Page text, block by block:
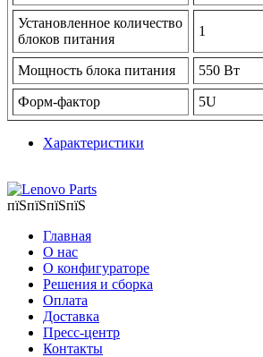
Установленное количество
блоков питания
1
Мощность блока питания 550 Вт
Форм-фактор 5U
Характеристики
пїЅпїЅпїЅпїЅ
Главная
О нас
О конфигураторе
Решения и сборка
Оплата
Доставка
Пресс-центр
Контакты